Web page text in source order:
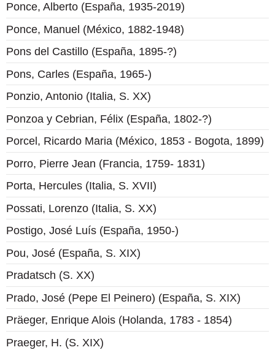
Ponce, Alberto (España, 1935-2019)
Ponce, Manuel (México, 1882-1948)
Pons del Castillo (España, 1895-?)
Pons, Carles (España, 1965-)
Ponzio, Antonio (Italia, S. XX)
Ponzoa y Cebrian, Félix (España, 1802-?)
Porcel, Ricardo Maria (México, 1853 - Bogota, 1899)
Porro, Pierre Jean (Francia, 1759- 1831)
Porta, Hercules (Italia, S. XVII)
Possati, Lorenzo (Italia, S. XX)
Postigo, José Luís (España, 1950-)
Pou, José (España, S. XIX)
Pradatsch (S. XX)
Prado, José (Pepe El Peinero) (España, S. XIX)
Präeger, Enrique Alois (Holanda, 1783 - 1854)
Praeger, H. (S. XIX)